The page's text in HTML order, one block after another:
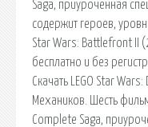
Saga, приуроченная
содержит героев,
Star Wars: Battlefront II
бесплатно и без
Скачать LEGO Star
Механиков. Шесть
Complete Saga,